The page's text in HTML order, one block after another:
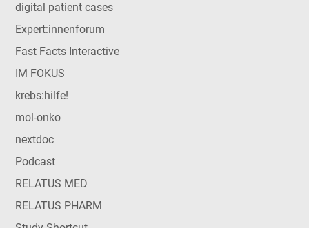
digital patient cases
Expert:innenforum
Fast Facts Interactive
IM FOKUS
krebs:hilfe!
mol-onko
nextdoc
Podcast
RELATUS MED
RELATUS PHARM